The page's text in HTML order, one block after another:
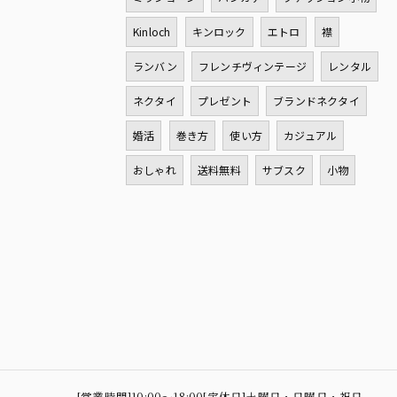
Kinloch キンロック エトロ 襟
ランバン フレンチヴィンテージ レンタル
ネクタイ プレゼント ブランドネクタイ
婚活 巻き方 使い方 カジュアル
おしゃれ 送料無料 サブスク 小物